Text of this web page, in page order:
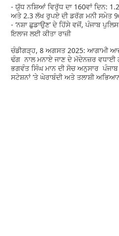
- ਯੁੱਧ ਨਸ਼ਿਆਂ ਵਿਰੁੱਧ ਦਾ 160ਵਾਂ ਦਿਨ:
ਅਤੇ 2.3 ਲੱਖ ਰੁਪਏ ਦੀ ਡਰੱਗ ਮਨੀ ਸਮੇਤ
- ‘ਨਸ਼ਾ ਛੁਡਾਉਣ’ ਦੇ ਹਿੱਸੇ ਵਜੋਂ, ਪੰਜਾਬ
ਇਲਾਜ ਲਈ ਕੀਤਾ ਰਾਜ਼ੀ
ਚੰਡੀਗੜ੍ਹ, 8 ਅਗਸਤ 2025: ਆਗਾਮੀ
ਢੰਗ ਨਾਲ ਮਨਾਏ ਜਾਣ ਦੇ ਮੱਦੇਨਜ਼ਰ
ਭਗਵੰਤ ਸਿੰਘ ਮਾਨ ਦੀ ਸੋਚ ਅਨੁਸਾਰ
ਸਟੇਸ਼ਨਾਂ ’ਤੇ ਘੇਰਾਬੰਦੀ ਅਤੇ ਤਲਾਸ਼ੀ